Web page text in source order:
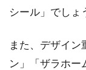
シール」でしょ
また、デザイン
ン」「ザラホー